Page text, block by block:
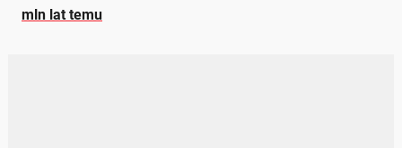
mln lat temu